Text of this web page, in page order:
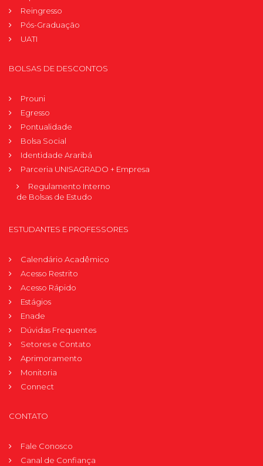
Reingresso
Pós-Graduação
UATI
BOLSAS DE DESCONTOS
Prouni
Egresso
Pontualidade
Bolsa Social
Identidade Araribá
Parceria UNISAGRADO + Empresa
Regulamento Interno
de Bolsas de Estudo
ESTUDANTES E PROFESSORES
Calendário Acadêmico
Acesso Restrito
Acesso Rápido
Estágios
Enade
Dúvidas Frequentes
Setores e Contato
Aprimoramento
Monitoria
Connect
CONTATO
Fale Conosco
Canal de Confiança